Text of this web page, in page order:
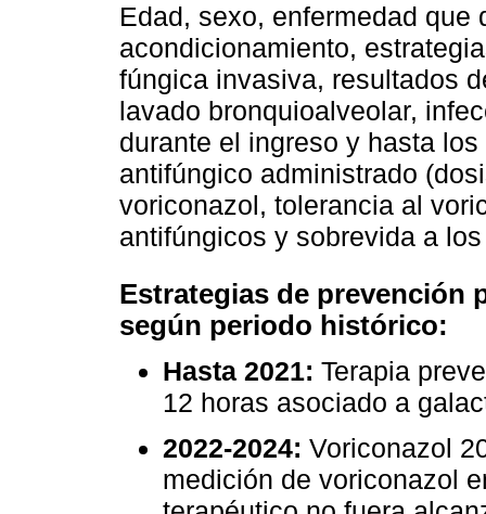
Edad, sexo, enfermedad
acondicionamiento,
fúngica invasiva, resultados
lavado bronquioalveolar,
durante el ingreso y hasta
antifúngico administrado
voriconazol, tolerancia al
antifúngicos y sobrevida a
Estrategias de prevención
según periodo histórico:
Hasta 2021: Terapia
12 horas asociado a
2022-2024: Voriconazol
medición de voriconazol